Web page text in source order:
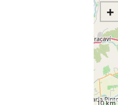
+
10 km